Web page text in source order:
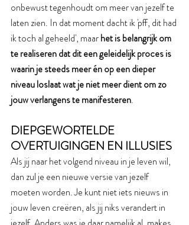
onbewust tegenhoudt om meer van jezelf te
laten zien. In dat moment dacht ik 'pff, dit had
ik toch al geheeld', maar het is belangrijk om
te realiseren dat dit een geleidelijk proces is
waarin je steeds meer én op een dieper
niveau loslaat wat je niet meer dient om zo
jouw verlangens te manifesteren.
DIEPGEWORTELDE
OVERTUIGINGEN EN ILLUSIES
Als jij naar het volgend niveau in je leven wil,
dan zul je een nieuwe versie van jezelf
moeten worden. Je kunt niet iets nieuws in
jouw leven creëren, als jij niks verandert in